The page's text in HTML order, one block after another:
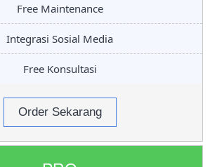
Free Maintenance
Integrasi Sosial Media
Free Konsultasi
Order Sekarang